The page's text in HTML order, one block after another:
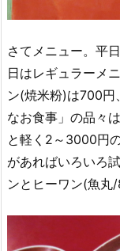
さてメニュー。平
日はレギュラーメ
ン(焼米粉)は700
なお食事」の品々
と軽く2～3000円
があればいろいろ
ンとヒーワン(魚丸